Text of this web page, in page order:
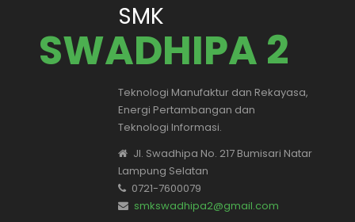
SMK
SWADHIPA 2
Teknologi Manufaktur dan Rekayasa,
Energi Pertambangan dan
Teknologi Informasi.
Jl. Swadhipa No. 217 Bumisari Natar
Lampung Selatan
0721-7600079
smkswadhipa2@gmail.com